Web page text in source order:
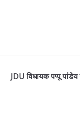
JDU विधायक पप्पू